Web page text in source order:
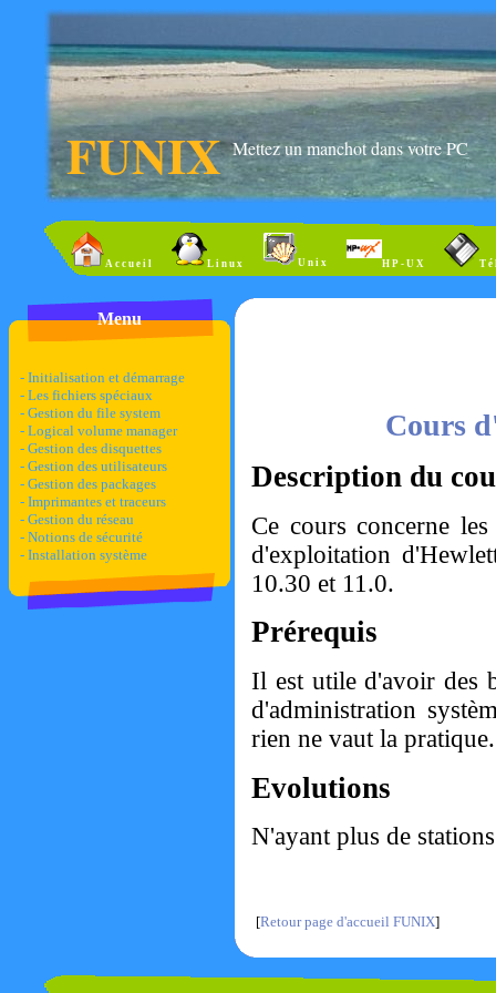
FUNIX Mettez un manchot dans votre PC
Accueil Linux Unix HP-UX
Menu
- Initialisation et démarrage
- Les fichiers spéciaux
- Gestion du file system
- Logical volume manager
- Gestion des disquettes
- Gestion des utilisateurs
- Gestion des packages
- Imprimantes et traceurs
- Gestion du réseau
- Notions de sécurité
- Installation système
Cours
Description du
Ce cours concerne
d'exploitation
10.30 et 11.0.
Prérequis
Il est utile d'avoir des
d'administration
rien ne vaut la pratique.
Evolutions
N'ayant plus de
[Retour page d'accueil FUNIX]